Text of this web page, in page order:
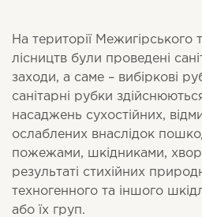
На території Межигірського
лісництв були проведені
заходи, а саме – вибіркові
санітарні рубки
насаджень сухостійних,
ослаблених внаслідок
пожежами, шкідниками,
результаті стихійних
техногенного та іншого
або їх груп.